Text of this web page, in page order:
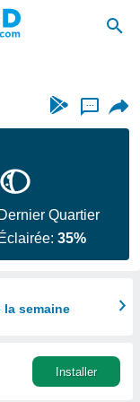
...
Dernier Quartier
Éclairée:35%
semaine
Installer